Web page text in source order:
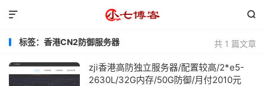


共 1 篇文章
标签：香港CN2防御服务器
zji香港高防独立服务器/配置较高/2*e5-
2630L/32G内存/50G防御/月付2010元